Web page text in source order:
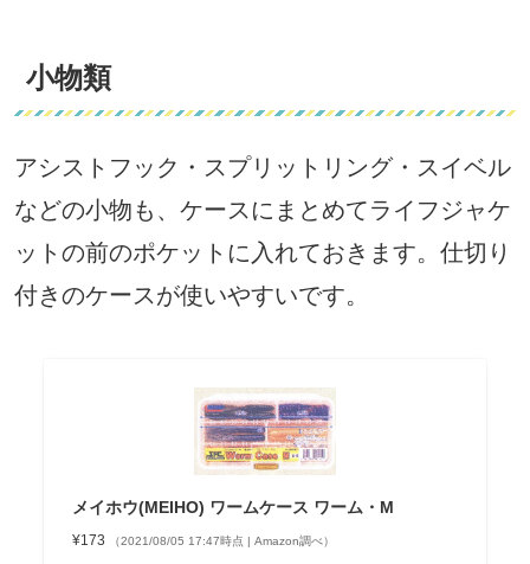
小物類
アシストフック・スプリットリング・スイベル
などの小物も、ケースにまとめてライフジャケ
ットの前のポケットに入れておきます。仕切り
付きのケースが使いやすいです。
メイホウ(MEIHO) ワームケース ワーム・M
¥173 （2021/08/05 17:47時点 | Amazon調べ）